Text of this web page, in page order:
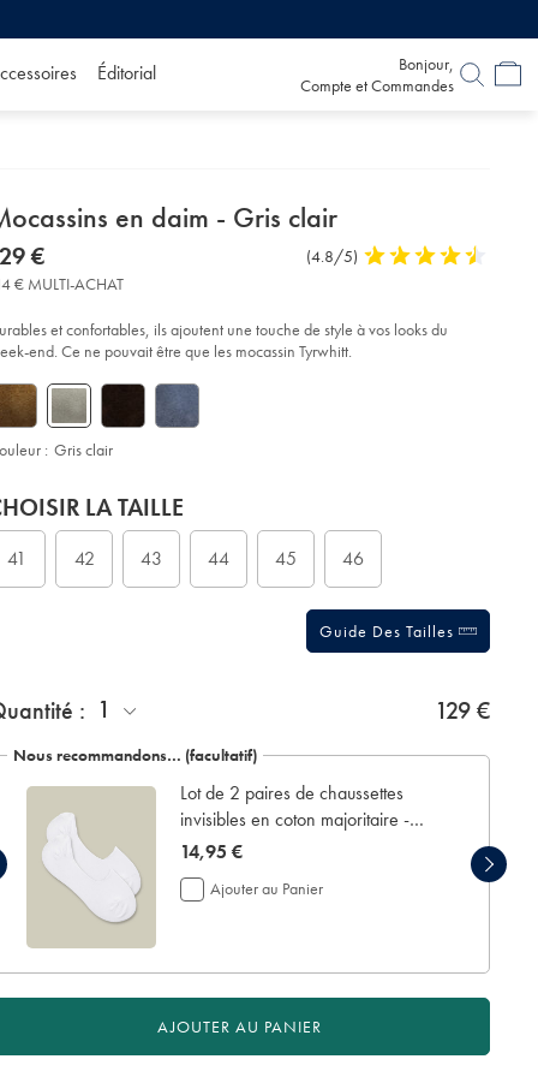
Éditorial
Bonjour,
Compte et Commandes
en daim - Gris clair
www.charlestyrwhitt.com/fr/mocassins-
SHW0252LGY.html?
€
Commentaires
(4.8/5) 4,8
5
€ MULTI-ACHAT
et confortables, ils ajoutent une touche de style à vos looks du
end. Ce ne pouvait être que les mocassin Tyrwhitt.
: Gris clair
LA TAILLE
41 42 43 44 45 46
Guide Des Tailles
: 1 129 €
Nous recommandons… (facultatif)
Lot de 2 paires de chaussettes
invisibles en coton majoritaire -
Blanc
now
14,95
€
14,95 €
Ajouter au Panier
AJOUTER AU PANIER